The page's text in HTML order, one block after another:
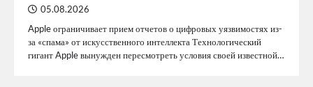
05.08.2026
Apple ограничивает прием отчетов о цифровых уязвимостях из-
за «спама» от искусственного интеллекта Технологический
гигант Apple вынужден пересмотреть условия своей известной…